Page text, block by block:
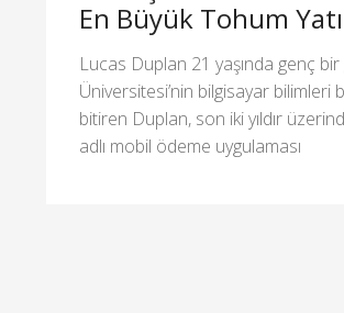
En Büyük Tohum
Lucas Duplan 21 yaşında genç
Üniversitesi’nin bilgisayar bilimleri
bitiren Duplan, son iki yıldır
adlı mobil ödeme uygulaması